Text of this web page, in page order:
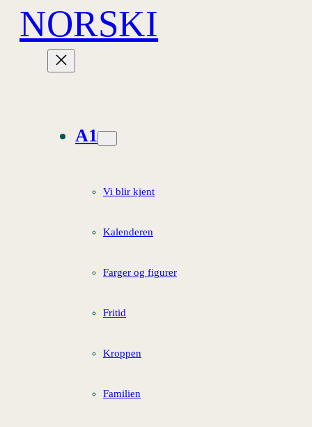
Hopp
innhold
NORSKI
A1
Vi blir kjent
Kalenderen
Farger og figurer
Fritid
Kroppen
Familien